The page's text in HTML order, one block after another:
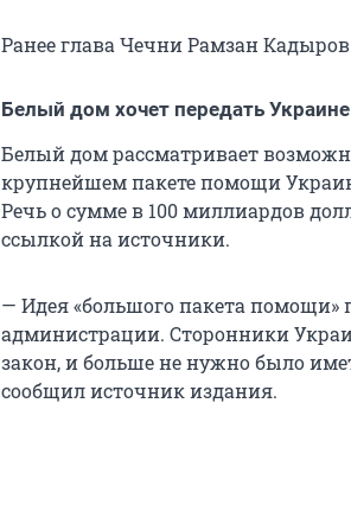
Ранее глава Чечни Рамзан
Белый дом хочет передать
Белый дом рассматривает
крупнейшем пакете помощи
Речь о сумме в 100 миллиардов
ссылкой на источники.
— Идея «большого пакета
администрации. Сторонники
закон, и больше не нужно было
сообщил источник издания.